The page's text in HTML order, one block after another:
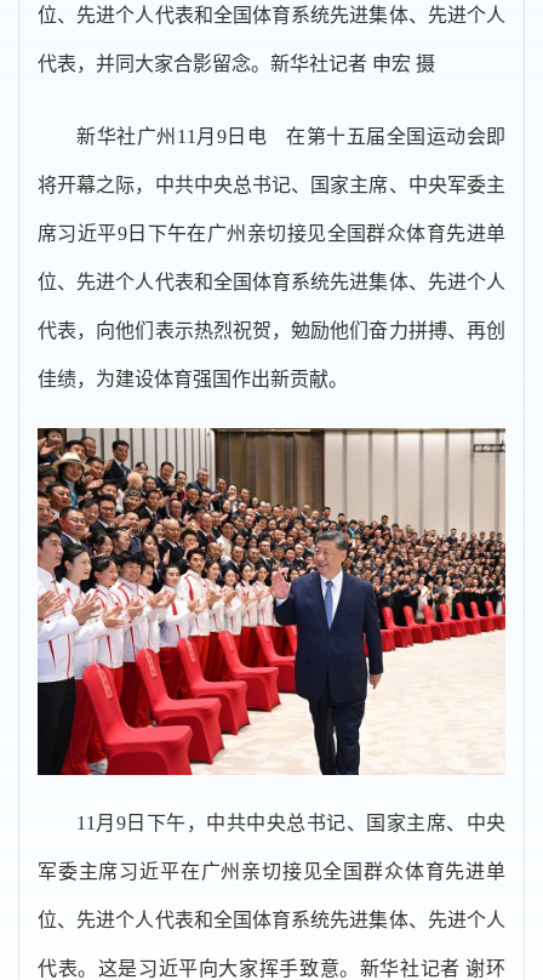
位、先进个人代表和全国体育系统先进集体、先进个人
代表，并同大家合影留念。新华社记者 申宏 摄
新华社广州11月9日电 在第十五届全国运动会即
将开幕之际，中共中央总书记、国家主席、中央军委主
席习近平9日下午在广州亲切接见全国群众体育先进单
位、先进个人代表和全国体育系统先进集体、先进个人
代表，向他们表示热烈祝贺，勉励他们奋力拼搏、再创
佳绩，为建设体育强国作出新贡献。
11月9日下午，中共中央总书记、国家主席、中央
军委主席习近平在广州亲切接见全国群众体育先进单
位、先进个人代表和全国体育系统先进集体、先进个人
代表。这是习近平向大家挥手致意。新华社记者 谢环